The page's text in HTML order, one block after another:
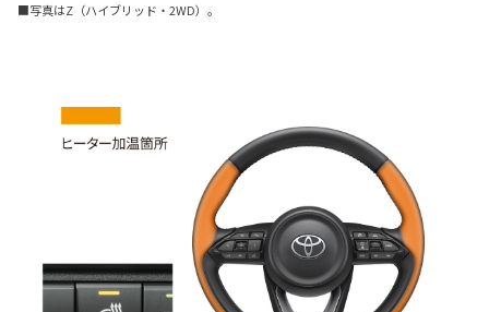
■写真はZ（ハイブリッド・2WD）。